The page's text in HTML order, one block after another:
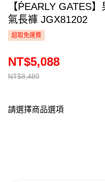
【ṔEARLY GATES
氣長褲 JGX81202
超取免運費
NT$8,480
NT$5,088
請選擇商品選項